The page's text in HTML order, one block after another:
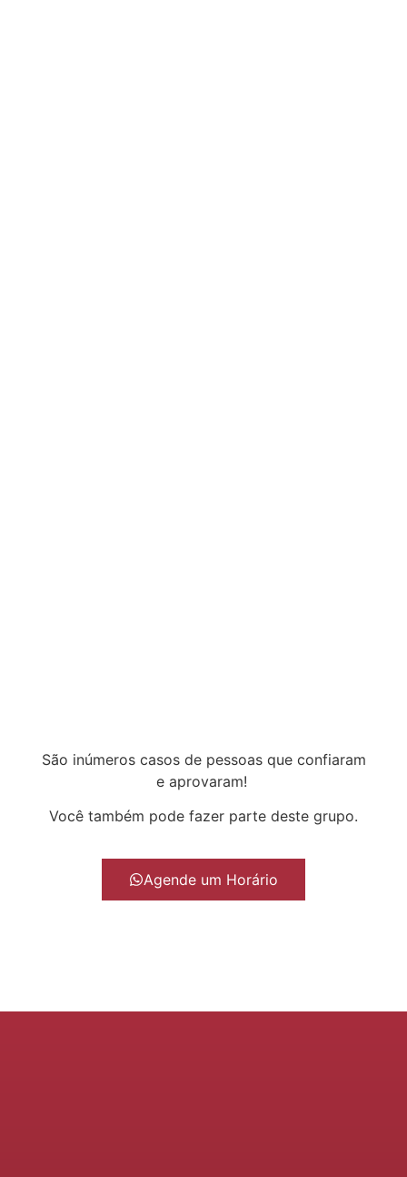
São inúmeros casos de pessoas que confiaram
e aprovaram!
Você também pode fazer parte deste grupo.
Agende um Horário